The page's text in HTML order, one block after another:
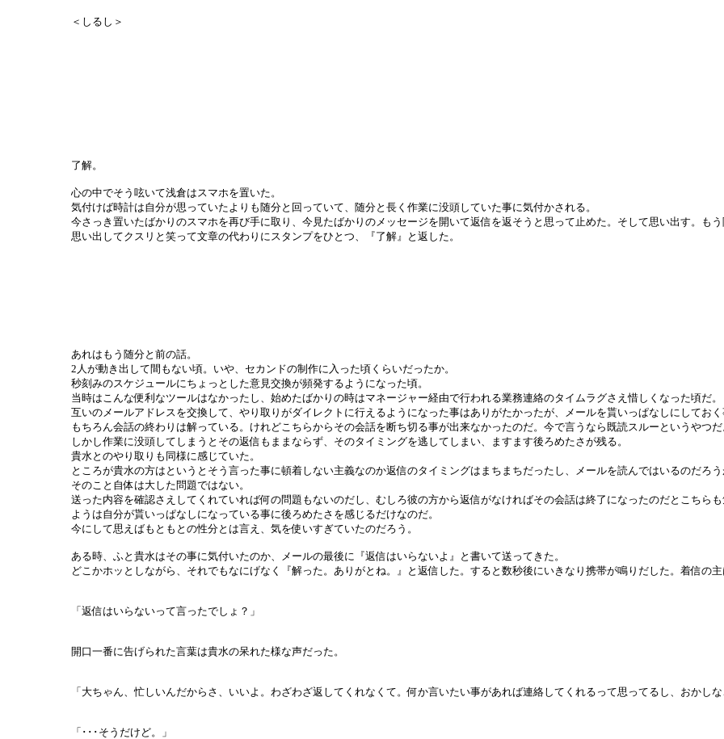
＜しるし＞
了解。
心の中でそう呟いて浅倉はスマホを置いた。
気付けば時計は自分が思っていたよりも随分と回っていて、随分と長く作業に没頭していた事に気付かされる。
今さっき置いたばかりのスマホを再び手に取り、今見たばかりのメッセージを開いて返信を返そうと思って止めた。そして思い出す。も
思い出してクスリと笑って文章の代わりにスタンプをひとつ、『了解』と返した。
あれはもう随分と前の話。
2人が動き出して間もない頃。いや、セカンドの制作に入った頃くらいだったか。
秒刻みのスケジュールにちょっとした意見交換が頻発するようになった頃。
当時はこんな便利なツールはなかったし、始めたばかりの時はマネージャー経由で行われる業務連絡のタイムラグさえ惜しくなった頃だ。
互いのメールアドレスを交換して、やり取りがダイレクトに行えるようになった事はありがたかったが、メールを貰いっぱなしにしてお
もちろん会話の終わりは解っている。けれどこちらからその会話を断ち切る事が出来なかったのだ。今で言うなら既読スルーというやつ
しかし作業に没頭してしまうとその返信もままならず、そのタイミングを逃してしまい、ますます後ろめたさが残る。
貴水とのやり取りも同様に感じていた。
ところが貴水の方はというとそう言った事に頓着しない主義なのか返信のタイミングはまちまちだったし、メールを読んではいるのだろ
そのこと自体は大した問題ではない。
送った内容を確認さえしてくれていれば何の問題もないのだし、むしろ彼の方から返信がなければその会話は終了になったのだとこちら
ようは自分が貰いっぱなしになっている事に後ろめたさを感じるだけなのだ。
今にして思えばもともとの性分とは言え、気を使いすぎていたのだろう。
ある時、ふと貴水はその事に気付いたのか、メールの最後に『返信はいらないよ』と書いて送ってきた。
どこかホッとしながら、それでもなにげなく『解った。ありがとね。』と返信した。すると数秒後にいきなり携帯が鳴りだした。着信の
「返信はいらないって言ったでしょ？」
開口一番に告げられた言葉は貴水の呆れた様な声だった。
「大ちゃん、忙しいんだからさ、いいよ。わざわざ返してくれなくて。何か言いたい事があれば連絡してくれるって思ってるし、おかし
「･･･そうだけど。」